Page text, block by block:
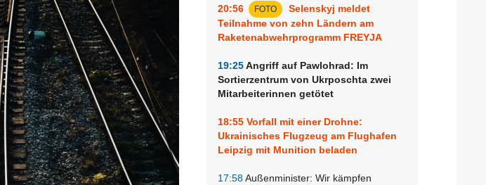
20:56 FOTO
Selenskyj meldet
Teilnahme von zehn Ländern am
Raketenabwehrprogramm FREYJA
19:25Angriff auf Pawlohrad: Im
Sortierzentrum von Ukrposchta zwei
Mitarbeiterinnen getötet
18:55 Vorfall mit einer Drohne:
Ukrainisches Flugzeug am Flughafen
Leipzig mit Munition beladen
17:58Außenminister: Wir kämpfen